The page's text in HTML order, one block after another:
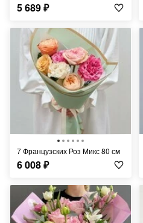
5 689₽
7 Французских Роз Микс 80 см
6 008₽